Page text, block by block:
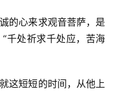
的心来求观音菩萨，是
千处祈求千处应，苦海
这短短的时间，从他上